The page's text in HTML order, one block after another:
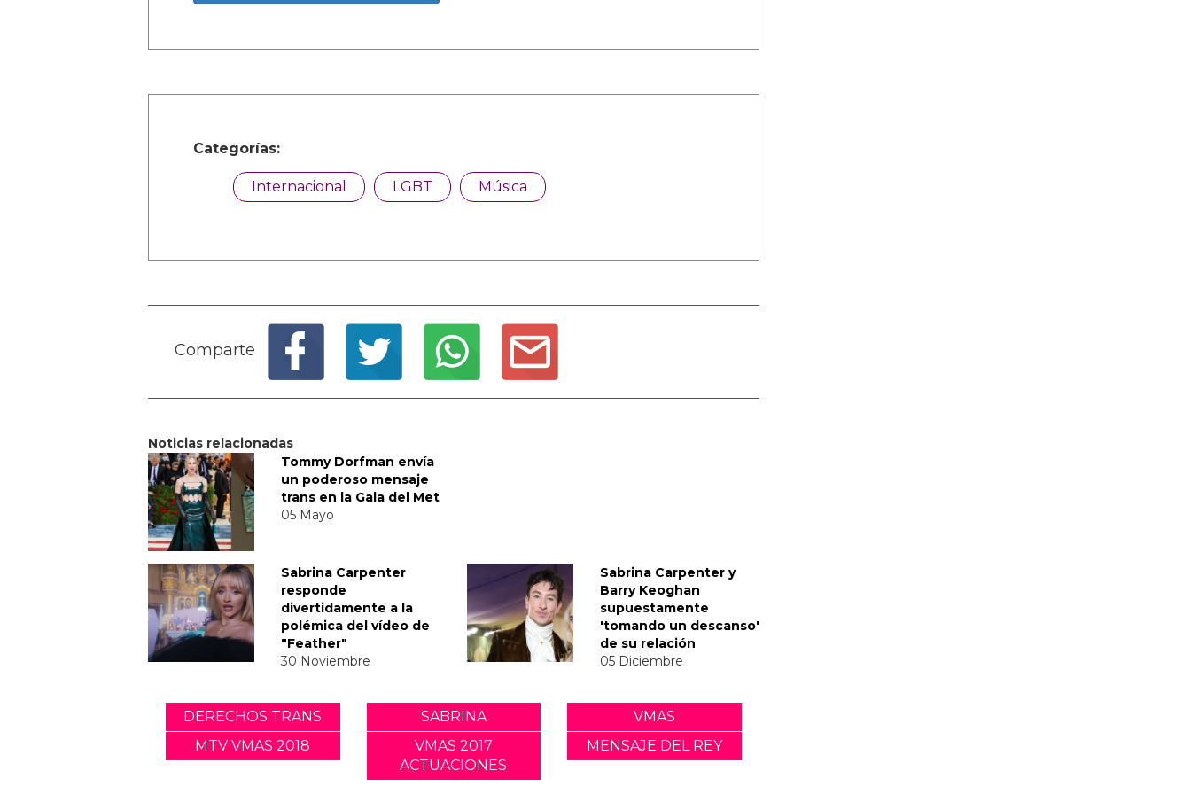
Categorías:
Internacional LGBT Música
Comparte
Noticias relacionadas
Tommy Dorfman envía
un poderoso mensaje
trans en la Gala del Met
05 Mayo
Sabrina Carpenter
responde
divertidamente a la
polémica del vídeo de
"Feather"
30 Noviembre
Sabrina Carpenter y
Barry Keoghan
supuestamente
'tomando un descanso'
de su relación
05 Diciembre
DERECHOS TRANS SABRINA
VMAS
MTV VMAS 2018
VMAS 2017
ACTUACIONES
MENSAJE DEL REY